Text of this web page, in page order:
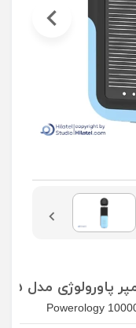
Powerology